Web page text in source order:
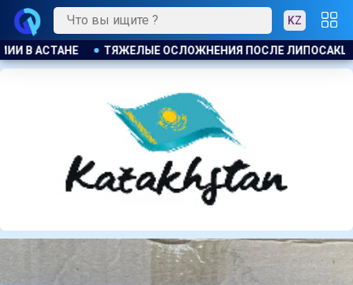
KZ
ЛИПОСАКЦИИ ПРИВЕЛИ К ГРОМКОМУ